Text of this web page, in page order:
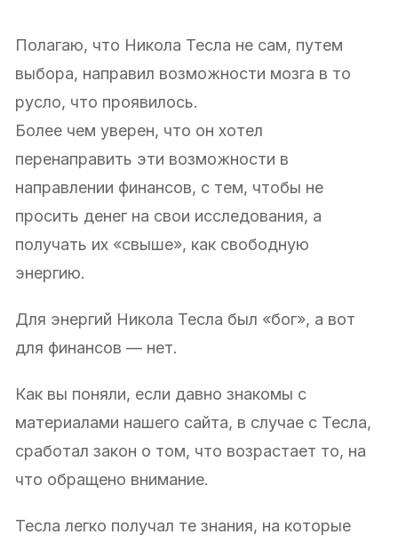
Полагаю, что Никола Тесла не сам, путем
выбора, направил возможности мозга в то
русло, что проявилось.
Более чем уверен, что он хотел
перенаправить эти возможности в
направлении финансов, с тем, чтобы не
просить денег на свои исследования, а
получать их «свыше», как свободную
энергию.
Для энергий Никола Тесла был «бог», а вот
для финансов — нет.
Как вы поняли, если давно знакомы с
материалами нашего сайта, в случае с Тесла,
сработал закон о том, что возрастает то, на
что обращено внимание.
Тесла легко получал те знания, на которые